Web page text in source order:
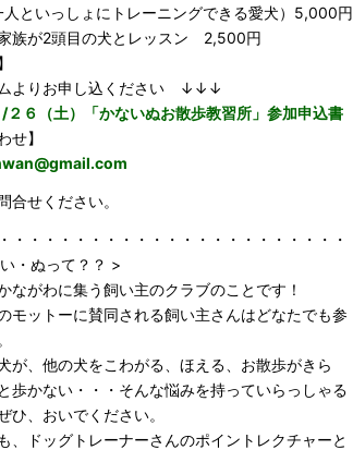
といっしょにトレーニングできる愛犬）5,000円
2頭目の犬とレッスン 2,500円
よりお申し込ください ↓↓↓
２６（土）「かないぬお散歩教習所」参加申込書
せ】
合せください。
・・・・・・・・・・・・・・・・・・・・・・
・ぬって？？ >
ながわに集う飼い主のクラブのことです！
モットーに賛同される飼い主さんはどなたでも参
が、他の犬をこわがる、ほえる、お散歩がきら
歩かない・・・そんな悩みを持っていらっしゃる
ひ、おいでください。
、ドッグトレーナーさんのポイントレクチャーと